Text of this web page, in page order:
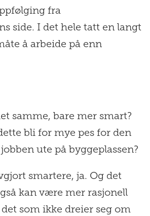
fra
side. I det hele tatt en langt
å arbeide på enn
samme, bare mer smart?
bli for mye pes for den
ute på byggeplassen?
smartere, ja. Og det
kan være mer rasjonell
som ikke dreier seg om